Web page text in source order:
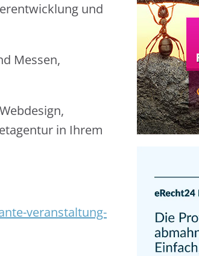
und
Messen,
in Ihrem
veranstaltung-